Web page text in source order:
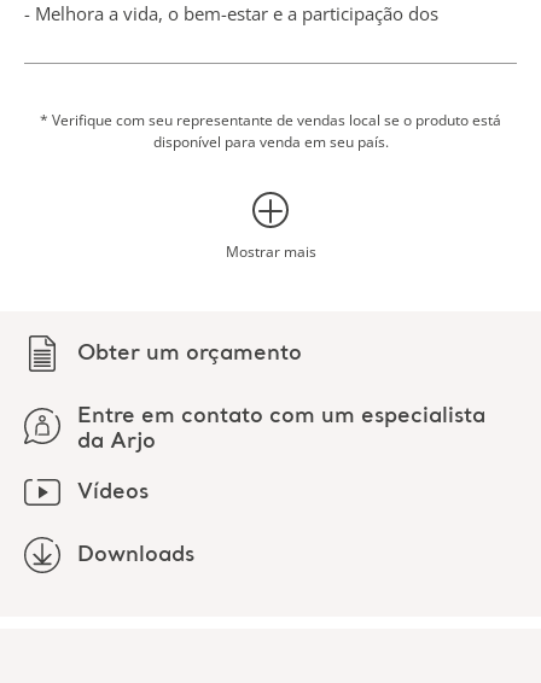
Obter um orçamento
Entre em contato com um especialista
da Arjo
Vídeos
Downloads
- Melhora a vida, o bem-estar e a participação dos
pressão sobre áreas vulneráveis do corpo, além de
contribuir para o conforto, higiene, dignidade e capacidade
Este produto sem emendas, de camada única, oferece uma
combinação de roupa de cama padrão e cesto (sling) de
lugar de acordo com testes independentes em superfícies
usadas normalmente. As transferências e o
esforço do cuidador, resultando também em menos
desconforto para o paciente.
O cesto (sling) destina-se a pacientes altamente ou
própria transferência e reposicionamento. Ele pode ser
usado para transferências laterais, reposicionamento no
* Verifique com seu representante de vendas local se o produto está
disponível para venda em seu país.
Mostrar mais